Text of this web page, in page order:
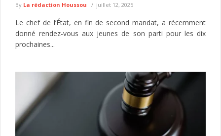
By La rédaction Houssou juillet 12, 2025
Le chef de l’État, en fin de second mandat, a récemment
donné rendez-vous aux jeunes de son parti pour les dix
prochaines...